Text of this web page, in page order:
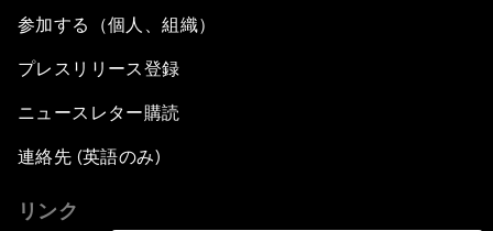
参加する（個人、組織）
プレスリリース登録
ニュースレター購読
連絡先 (英語のみ)
リンク